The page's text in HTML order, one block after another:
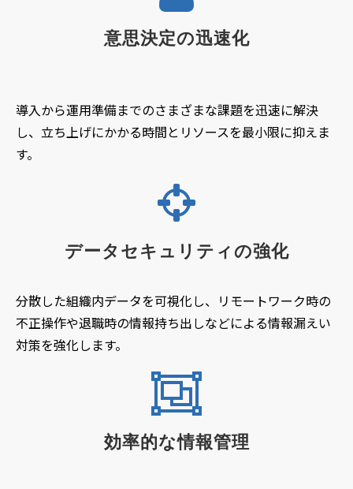
意思決定の迅速化
導入から運用準備までのさまざまな課題を迅速に解決
し、立ち上げにかかる時間とリソースを最小限に抑えま
す。
データセキュリティの強化
分散した組織内データを可視化し、リモートワーク時の
不正操作や退職時の情報持ち出しなどによる情報漏えい
対策を強化します。
効率的な情報管理